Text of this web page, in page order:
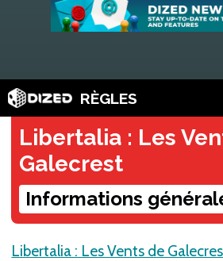
RÈGLES
Libertalia : Les
Galecrest
Informations
Libertalia : Les Vents de